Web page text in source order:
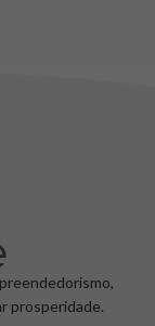
prosperidade.